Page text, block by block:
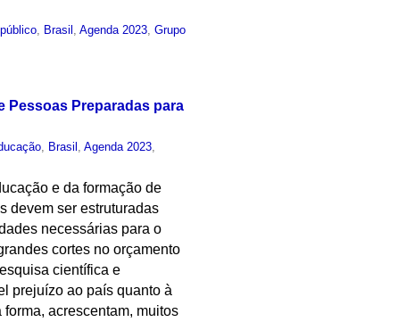
Brasil ,Agenda 2023 ,Grupo
Pessoas Preparadas para
Brasil ,Agenda 2023
e da formação de
devem ser estruturadas
necessárias para o
cortes no orçamento
científica e
prejuízo ao país quanto à
acrescentam, muitos